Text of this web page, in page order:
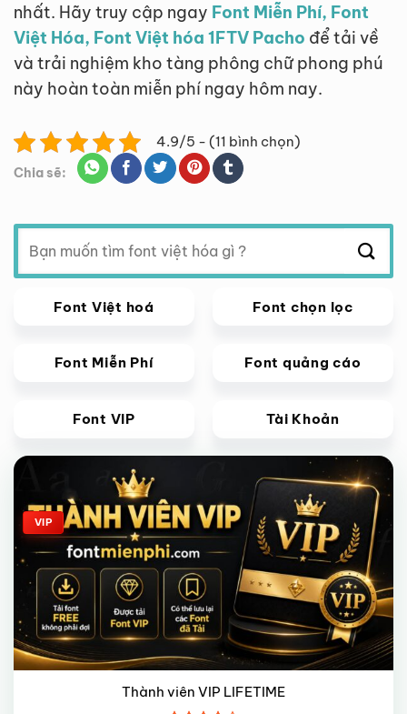
nhất. Hãy truy cập ngay Font Miễn Phí, Font
Việt Hóa, Font Việt hóa 1FTV Pacho để tải về
và trải nghiệm kho tàng phông chữ phong phú
này hoàn toàn miễn phí ngay hôm nay.
4.9/5 - (11 bình chọn)
Chia sẽ:
Tìm
kiếm:
Font Việt hoá Font chọn lọc
Font Miễn Phí Font quảng cáo
Font VIP Tài Khoản
Giảm giá!
VIP
Thành viên VIP LIFETIME